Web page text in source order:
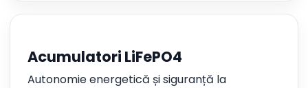
Acumulatori LiFePO4
Autonomie energetică și siguranță la